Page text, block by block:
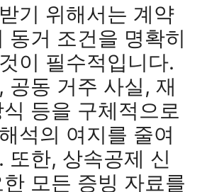
기 위해서는 계약
동거 조건을 명확히
이 필수적입니다.
공동 거주 사실, 재
등을 구체적으로
석의 여지를 줄여
또한, 상속공제 신
모든 증빙 자료를